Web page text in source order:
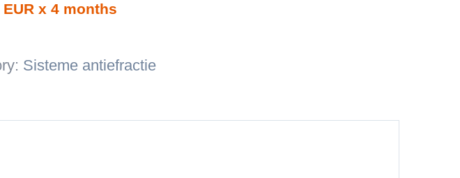
zone
ATZ
Spectra
EUR x 4 months
Sisteme antiefractie